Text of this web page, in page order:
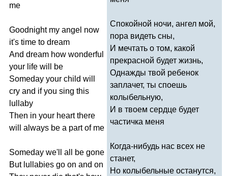
me
Goodnight my angel now
it's time to dream
And dream how wonderful
your life will
be
Someday your child will
cry and if you sing this
lullaby
Then in your heart there
will
always be a part of me
Someday we'll all be gone
But lullabies go on and on
Спокойной ночи, ангел мой,
пора видеть сны,
И мечтать о том, какой
прекрасной будет жизнь,
Однажды твой ребенок
заплачет, ты споешь
колыбельную,
И в твоем сердце будет
частичка меня
Когда-нибудь нас всех не
станет,
Но колыбельные останутся,